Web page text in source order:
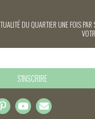
DU QUARTIER UNE FOIS